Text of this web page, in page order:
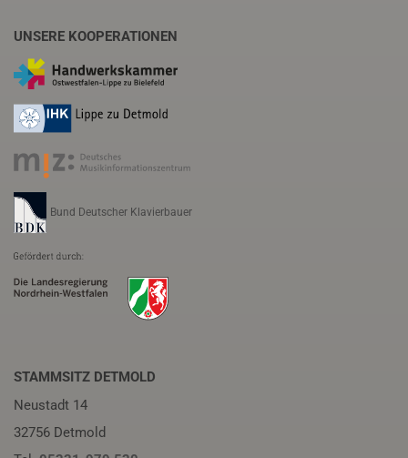
UNSERE KOOPERATIONEN
Bund Deutscher Klavierbauer
STAMMSITZ DETMOLD
Neustadt 14
32756 Detmold